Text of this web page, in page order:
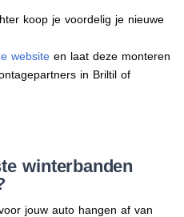
koop je voordelig je nieuwe
websiteen laat deze monteren
in Briltil of
winterbanden
jouw auto hangen af van